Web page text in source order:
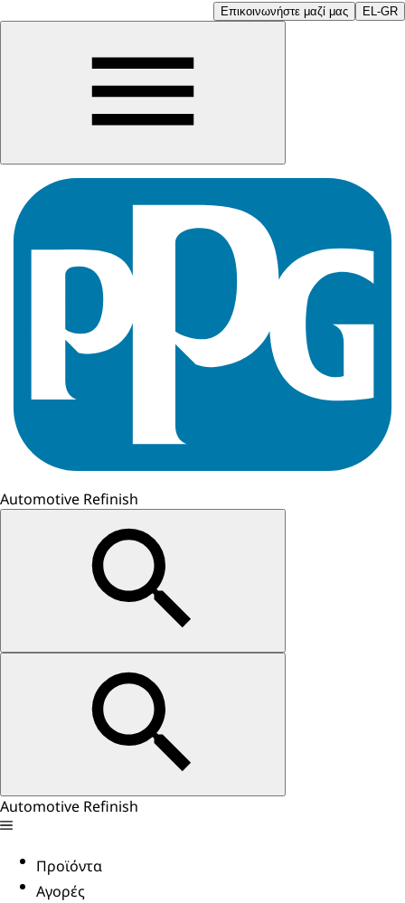
Επικοινωνήστε μαζί μας EL-GR
Automotive Refinish
Automotive Refinish
Προϊόντα
Αγορές